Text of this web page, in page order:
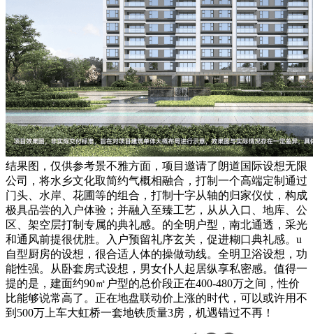
结果图，仅供参考景不雅方面，项目邀请了朗道国际设想无限
公司，将水乡文化取简约气概相融合，打制一个高端定制通过
门头、水岸、花圃等的组合，打制十字从轴的归家仪仗，构成
极具品尝的入户体验；并融入至臻工艺，从从入口、地库、公
区、架空层打制专属的典礼感。的全明户型，南北通透，采光
和通风前提很优胜。入户预留礼序玄关，促进糊口典礼感。u
自型厨房的设想，很合适人体的操做动线。全明卫浴设想，功
能性强。从卧套房式设想，男女仆人起居纵享私密感。值得一
提的是，建面约90㎡户型的总价段正在400-480万之间，性价
比能够说常高了。正在地盘联动价上涨的时代，可以或许用不
到500万上车大虹桥一套地铁质量3房，机遇错过不再！